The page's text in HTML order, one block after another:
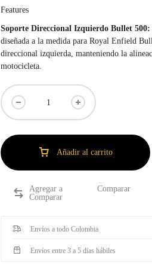
Features
Soporte Direccional Izquierdo Bullet 500:
diseñada a la medida para Royal Enfield
direccional izquierda, manteniendo la
motocicleta.
Añadir al carrito
Comparar
Envíos a todo Colombia
Envíos entre 3 a 5 días hábiles